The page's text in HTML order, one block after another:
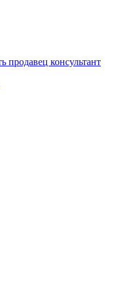
продавец консультант